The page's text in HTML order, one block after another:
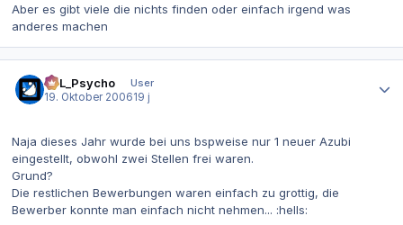
Aber es gibt viele die nichts finden oder einfach irgend was
anderes machen
SoL_Psycho
User
19. Oktober 200619 j
Naja dieses Jahr wurde bei uns bspweise nur 1 neuer Azubi
eingestellt, obwohl zwei Stellen frei waren.
Grund?
Die restlichen Bewerbungen waren einfach zu grottig, die
Bewerber konnte man einfach nicht nehmen... :hells: